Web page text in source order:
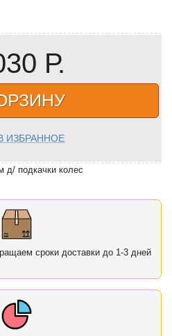
Р.
ИЗБРАННОЕ
д/ подкачки колес
сроки доставки до 1-3 дней